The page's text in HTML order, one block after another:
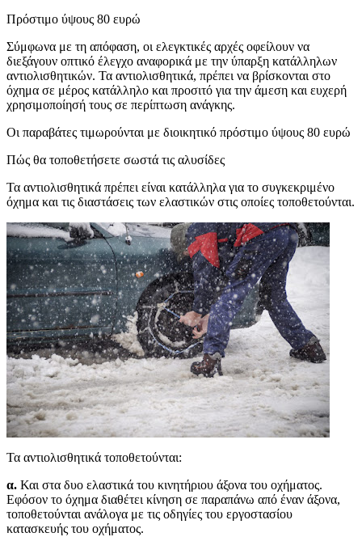
Πρόστιμο ύψους 80 ευρώ
Σύμφωνα με τη απόφαση, οι ελεγκτικές αρχές οφείλουν να
διεξάγουν οπτικό έλεγχο αναφορικά με την ύπαρξη κατάλληλων
αντιολισθητικών. Τα αντιολισθητικά, πρέπει να βρίσκονται στο
όχημα σε μέρος κατάλληλο και προσιτό για την άμεση και ευχερή
χρησιμοποίησή τους σε περίπτωση ανάγκης.
Οι παραβάτες τιμωρούνται με διοικητικό πρόστιμο ύψους 80 ευρώ
Πώς θα τοποθετήσετε σωστά τις αλυσίδες
Τα αντιολισθητικά πρέπει είναι κατάλληλα για το συγκεκριμένο
όχημα και τις διαστάσεις των ελαστικών στις οποίες τοποθετούνται.
Τα αντιολισθητικά τοποθετούνται:
α. Και στα δυο ελαστικά του κινητήριου άξονα του οχήματος.
Εφόσον το όχημα διαθέτει κίνηση σε παραπάνω από έναν άξονα,
τοποθετούνται ανάλογα με τις οδηγίες του εργοστασίου
κατασκευής του οχήματος.